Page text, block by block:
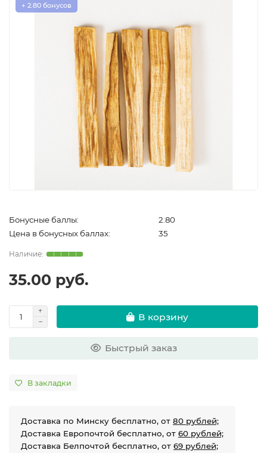
+ 2.80 бонусов
Бонусные баллы:
2.80
Цена в бонусных баллах:
35
35.00 руб.
В корзину
Быстрый заказ
В закладки
Доставка по Минску бесплатно, от 80 рублей;
Доставка Европочтой бесплатно, от 60 рублей;
Доставка Белпочтой бесплатно, от 69 рублей;